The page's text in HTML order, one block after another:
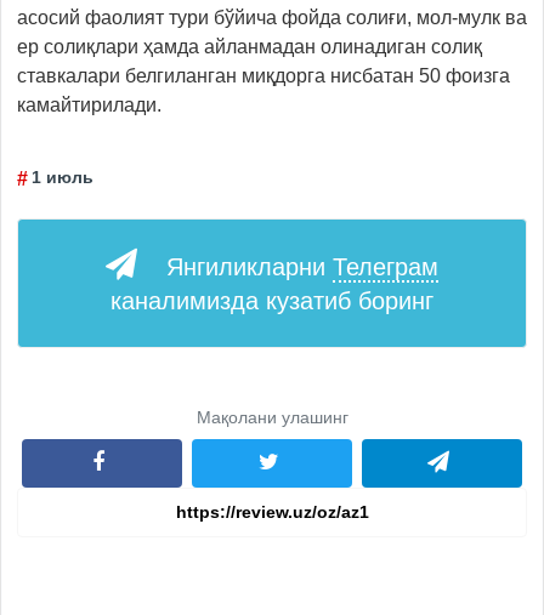
асосий фаолият тури бўйича фойда солиғи, мол-мулк ва
ер солиқлари ҳамда айланмадан олинадиган солиқ
ставкалари белгиланган миқдорга нисбатан 50 фоизга
камайтирилади.
1 июль
Янгиликларни Телеграм
каналимизда кузатиб боринг
Мақолани улашинг